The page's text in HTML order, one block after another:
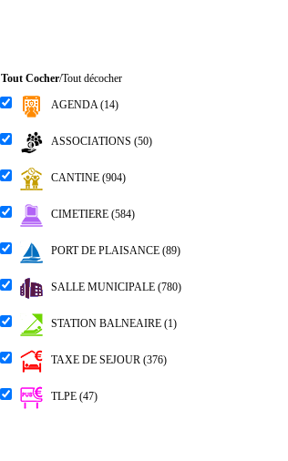
Tout Cocher/Tout décocher
AGENDA (14)
ASSOCIATIONS (50)
CANTINE (904)
CIMETIERE (584)
PORT DE PLAISANCE (89)
SALLE MUNICIPALE (780)
STATION BALNEAIRE (1)
TAXE DE SEJOUR (376)
TLPE (47)